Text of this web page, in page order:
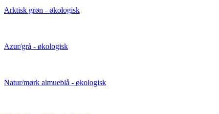
Arktisk grøn - økologisk
Azur/grå - økologisk
Natur/mørk almueblå - økologisk